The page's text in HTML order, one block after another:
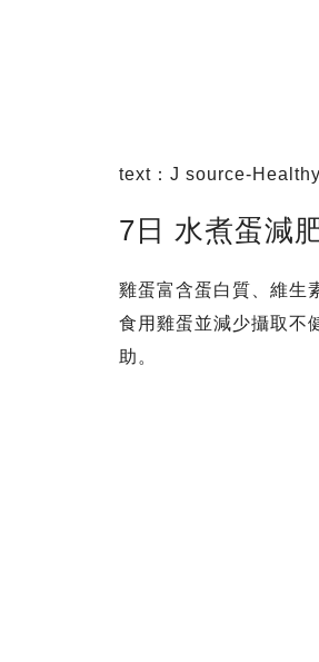
text：J source-
7日 水煮蛋減
雞蛋富含蛋白質、維生
食用雞蛋並減少攝取不
助。